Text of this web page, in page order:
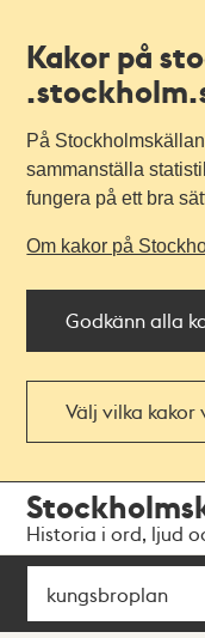
Kakor på
På
sammanställa
fungera på ett bra
Om kakor på
Godkänn alla
Välj vilka
navigationen
huvudinnehållet
Historia i ord, ljud
Sök